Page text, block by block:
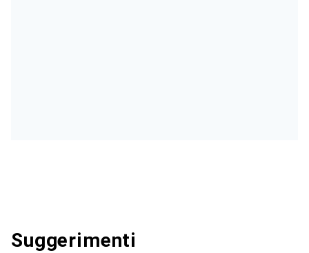
Suggerimenti